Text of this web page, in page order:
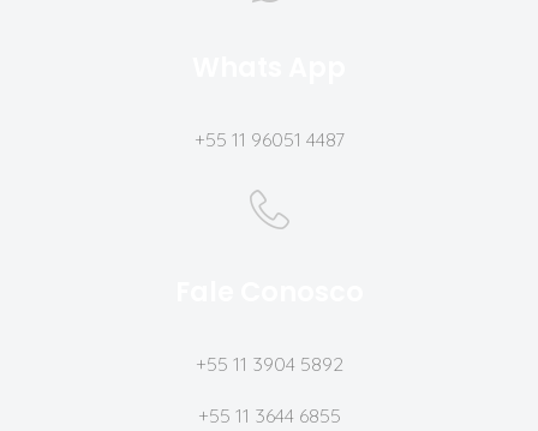
+55 11 96051 4487
+55 11 3904 5892
+55 11 3644 6855